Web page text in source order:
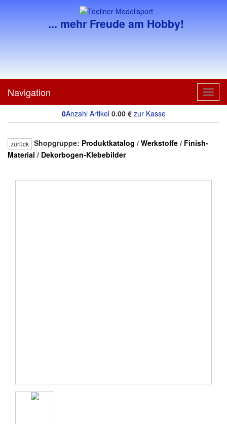
... mehr Freude am Hobby!
Navigation
0Anzahl Artikel 0.00€ zur Kasse
zurück Shopgruppe: Produktkatalog / Werkstoffe / Finish-
Material / Dekorbogen-Klebebilder